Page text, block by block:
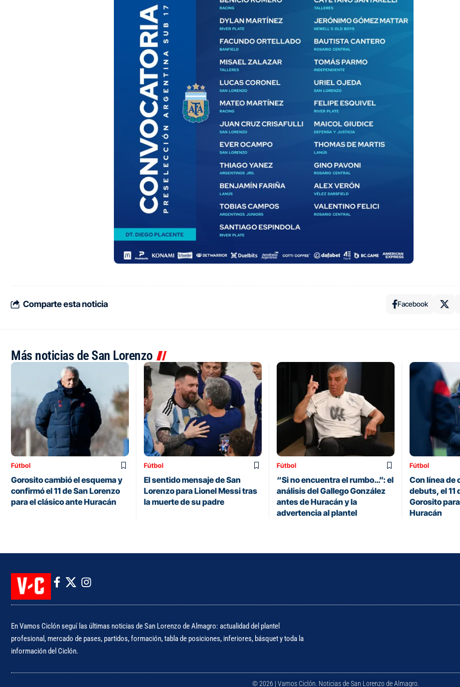
Comparte esta noticia Facebook
Más noticias de San Lorenzo
Fútbol
Gorosito cambió el esquema y
confirmó el 11 de San Lorenzo
para el clásico ante Huracán
Fútbol
El sentido mensaje de San
Lorenzo para Lionel Messi tras
la muerte de su padre
Fútbol
“Si no encuentra el rumbo…”: el
análisis del Gallego González
antes de Huracán y la
advertencia al plantel
Fútbol
Con línea de
debuts, el 11
Gorosito
Huracán
En Vamos Ciclón seguí las últimas noticias de San Lorenzo de Almagro: actualidad del plantel
profesional, mercado de pases, partidos, formación, tabla de posiciones, inferiores, básquet y toda la
información del Ciclón.
© 2026 | Vamos Ciclón. Noticias de San Lorenzo de Almagro.